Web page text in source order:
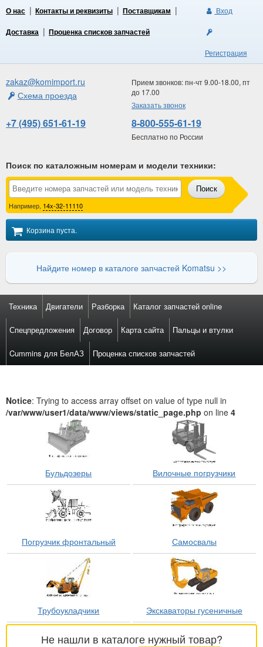
О нас Контакты и реквизиты
Поставщикам
Доставка
Проценка списков запчастей
Вход
Регистрация
zakaz@komimport.ru
Схема проезда
Прием звонков: пн-чт 9.00-18.00, пт
до 17.00
Заказать звонок
+7 (495) 651-61-19 8-800-555-61-19
Бесплатно по России
Поиск по каталожным номерам и модели техники:
Поиск
Например, 14x-32-11110
Корзина пуста.
Найдите номер в каталоге запчастей Komatsu >>
Техника Двигатели Разборка Каталог запчастей online
Спецпредложения Договор Карта сайта Пальцы и втулки
Cummins для БелАЗ Проценка списков запчастей
Notice: Trying to access array offset on value of type null in
/var/www/user1/data/www/views/static_page.php on line 4
Бульдозеры Вилочные погрузчики
Погрузчик фронтальный Самосвалы
Трубоукладчики Экскаваторы гусеничные
Не нашли в каталоге нужный товар?